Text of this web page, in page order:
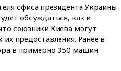
попытке попасть в Россию
вчера, 22:28
анонсировал скорое
соглашение о прекращении
огня США и Ирана
офиса президента Украины
обсуждаться, как и
союзники Киева могут
предоставления. Ранее в
в примерно 350 машин